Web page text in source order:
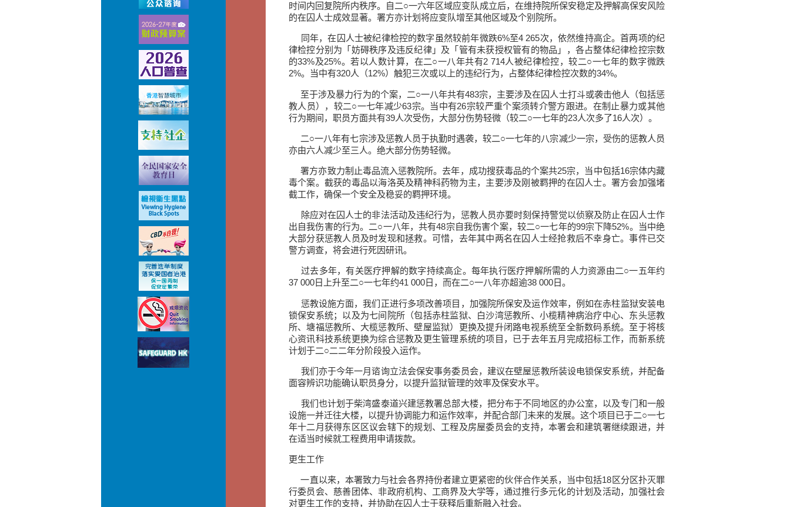
时间内回复院所内秩序。自二○一六年区域应变队成立后，在维持院所保安稳定及押解高保安风险
的在囚人士成效显著。署方亦计划将应变队增至其他区域及个别院所。
同年，在囚人士被纪律检控的数字虽然较前年微跌6%至4 265次，依然维持高企。首两项的纪
律检控分别为「妨碍秩序及违反纪律」及「管有未获授权管有的物品」，各占整体纪律检控宗数
的33%及25%。若以人数计算，在二○一八年共有2 714人被纪律检控，较二○一七年的数字微跌
2%。当中有320人（12%）触犯三次或以上的违纪行为，占整体纪律检控次数的34%。
至于涉及暴力行为的个案，二○一八年共有483宗，主要涉及在囚人士打斗或袭击他人（包括惩
教人员），较二○一七年减少63宗。当中有26宗较严重个案须转介警方跟进。在制止暴力或其他
行为期间，职员方面共有39人次受伤，大部分伤势轻微（较二○一七年的23人次多了16人次）。
二○一八年有七宗涉及惩教人员于执勤时遇袭，较二○一七年的八宗减少一宗，受伤的惩教人员
亦由六人减少至三人。绝大部分伤势轻微。
署方亦致力制止毒品流入惩教院所。去年，成功搜获毒品的个案共25宗，当中包括16宗体内藏
毒个案。截获的毒品以海洛英及精神科药物为主，主要涉及刚被羁押的在囚人士。署方会加强堵
截工作，确保一个安全及稳妥的羁押环境。
除应对在囚人士的非法活动及违纪行为，惩教人员亦要时刻保持警觉以侦察及防止在囚人士作
出自我伤害的行为。二○一八年，共有48宗自我伤害个案，较二○一七年的99宗下降52%。当中绝
大部分获惩教人员及时发现和拯救。可惜，去年其中两名在囚人士经抢救后不幸身亡。事件已交
警方调查，将会进行死因研讯。
过去多年，有关医疗押解的数字持续高企。每年执行医疗押解所需的人力资源由二○一五年约
37 000日上升至二○一七年约41 000日，而在二○一八年亦超逾38 000日。
惩教设施方面，我们正进行多项改善项目，加强院所保安及运作效率，例如在赤柱监狱安装电
锁保安系统；以及为七间院所（包括赤柱监狱、白沙湾惩教所、小榄精神病治疗中心、东头惩教
所、塘福惩教所、大榄惩教所、壁屋监狱）更换及提升闭路电视系统至全新数码系统。至于将核
心资讯科技系统更换为综合惩教及更生管理系统的项目，已于去年五月完成招标工作，而新系统
计划于二○二二年分阶段投入运作。
我们亦于今年一月谘询立法会保安事务委员会，建议在壁屋惩教所装设电锁保安系统，并配备
面容辨识功能确认职员身分，以提升监狱管理的效率及保安水平。
我们也计划于柴湾盛泰道兴建惩教署总部大楼，把分布于不同地区的办公室，以及专门和一般
设施一并迁往大楼，以提升协调能力和运作效率，并配合部门未来的发展。这个项目已于二○一七
年十二月获得东区区议会辖下的规划、工程及房屋委员会的支持，本署会和建筑署继续跟进，并
在适当时候就工程费用申请拨款。
更生工作
一直以来，本署致力与社会各界持份者建立更紧密的伙伴合作关系，当中包括18区分区扑灭罪
行委员会、慈善团体、非政府机构、工商界及大学等，通过推行多元化的计划及活动，加强社会
对更生工作的支持，并协助在囚人士于获释后重新融入社会。